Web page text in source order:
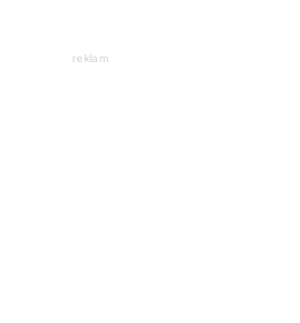
reklam